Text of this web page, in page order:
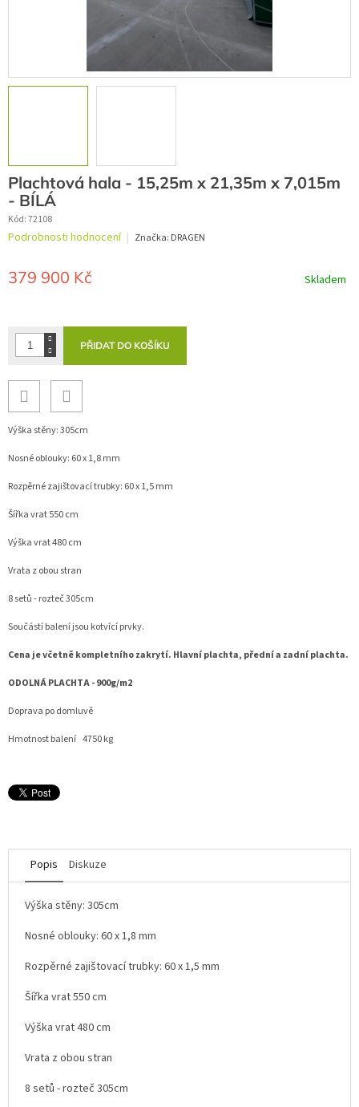
Plachtová hala - 15,25m x 21,35m x 7,015m
- BÍLÁ
Kód:72108
Průměrné
je
0,0
Podrobnosti hodnocení Značka: DRAGEN
379 900 Kč Skladem
PŘIDAT DO KOŠÍKU
Výška stěny: 305cm
Nosné oblouky: 60 x 1,8 mm
Rozpěrné zajištovací trubky: 60 x 1,5 mm
Šířka vrat 550 cm
Výška vrat 480 cm
Vrata z obou stran
8 setů - rozteč 305cm
Součástí balení jsou kotvící prvky.
Cena je včetně kompletního zakrytí. Hlavní plachta, přední a zadní plachta.
ODOLNÁ PLACHTA - 900g/m2
Doprava po domluvě
Hmotnost balení 4750 kg
Popis Diskuze
Výška stěny: 305cm
Nosné oblouky: 60 x 1,8 mm
Rozpěrné zajištovací trubky: 60 x 1,5 mm
Šířka vrat 550 cm
Výška vrat 480 cm
Vrata z obou stran
8 setů - rozteč 305cm